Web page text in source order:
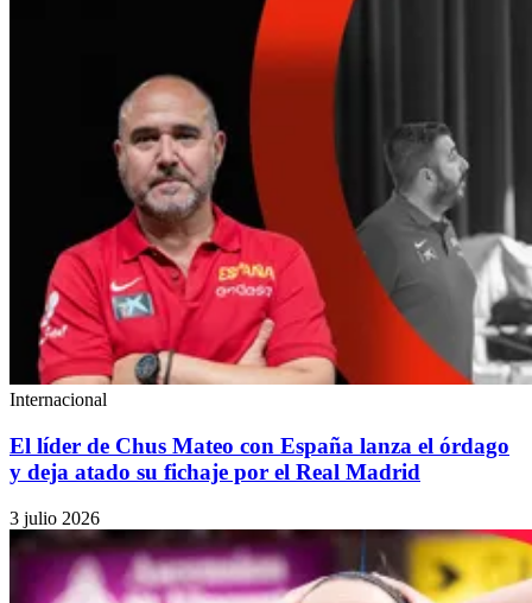
Internacional
El líder de Chus Mateo con España lanza el órdago
y deja atado su fichaje por el Real Madrid
3 julio 2026